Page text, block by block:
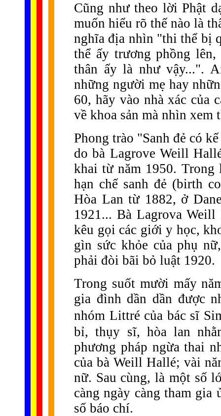
Cũng như theo lời Phật
muốn hiểu rõ thế nào là
nghĩa địa nhìn "thi thể bị
thể ấy trương phồng
thân ấy là như vậy...".
những người mẹ hay
60, hãy vào nhà xác của
về khoa sản mà nhìn xem
Phong trào "Sanh đẻ có
do bà Lagrove Weill
khai từ năm 1950. Trong
hạn chế sanh đẻ (birth
Hòa Lan từ 1882, ở
1921... Bà Lagrova
kêu gọi các giới y học,
gìn sức khỏe của phụ
phải đòi bãi bỏ luật 1920.
Trong suốt mười mấy
gia đình dần dần được
nhóm Littré của bác sĩ
bỉ, thụy sĩ, hòa lan
phương pháp ngừa thai
của bà Weill Hallé; vài
nữ. Sau cùng, là một số
càng ngày càng tham gia
số báo chí.